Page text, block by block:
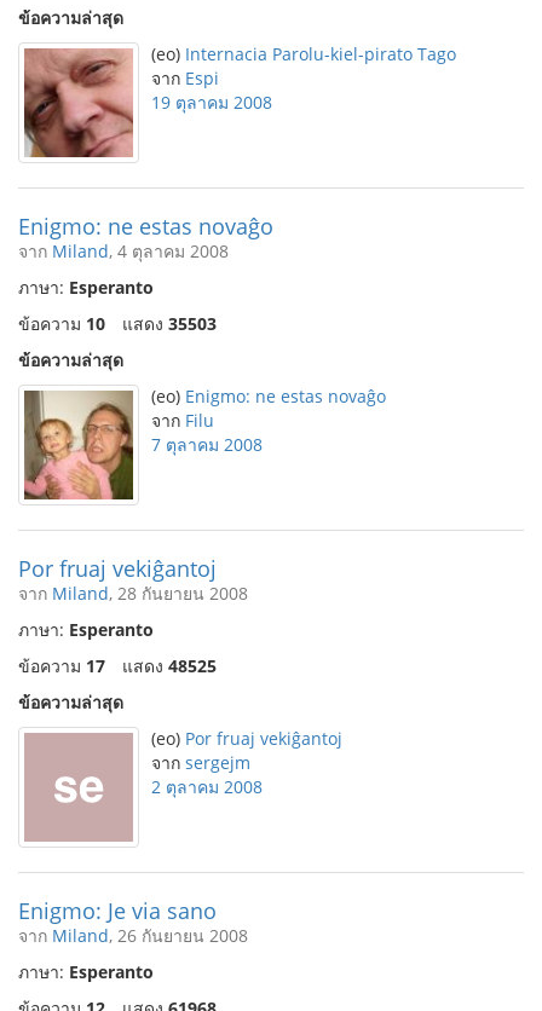
ข้อความล่าสุด
(eo) Internacia Parolu-kiel-pirato Tago
จาก Espi
19 ตุลาคม 2008
Enigmo: ne estas novaĝo
จาก Miland, 4 ตุลาคม 2008
ภาษา: Esperanto
ข้อความ 10 แสดง 35503
ข้อความล่าสุด
(eo) Enigmo: ne estas novaĝo
จาก Filu
7 ตุลาคม 2008
Por fruaj vekiĝantoj
จาก Miland, 28 กันยายน 2008
ภาษา: Esperanto
ข้อความ 17 แสดง 48525
ข้อความล่าสุด
(eo) Por fruaj vekiĝantoj
จาก sergejm
2 ตุลาคม 2008
Enigmo: Je via sano
จาก Miland, 26 กันยายน 2008
ภาษา: Esperanto